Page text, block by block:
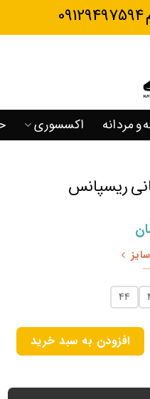
و مردانه اکسسوری
ریسپانس
44
عدد
افزودن به سبد خرید